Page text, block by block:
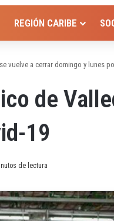
REGIÓN CARIBE
vuelve a cerrar domingo y lunes
de
19
de lectura